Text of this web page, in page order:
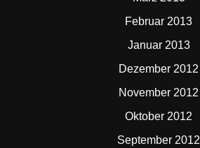
Februar 2013
Januar 2013
Dezember 2012
November 2012
Oktober 2012
September 2012